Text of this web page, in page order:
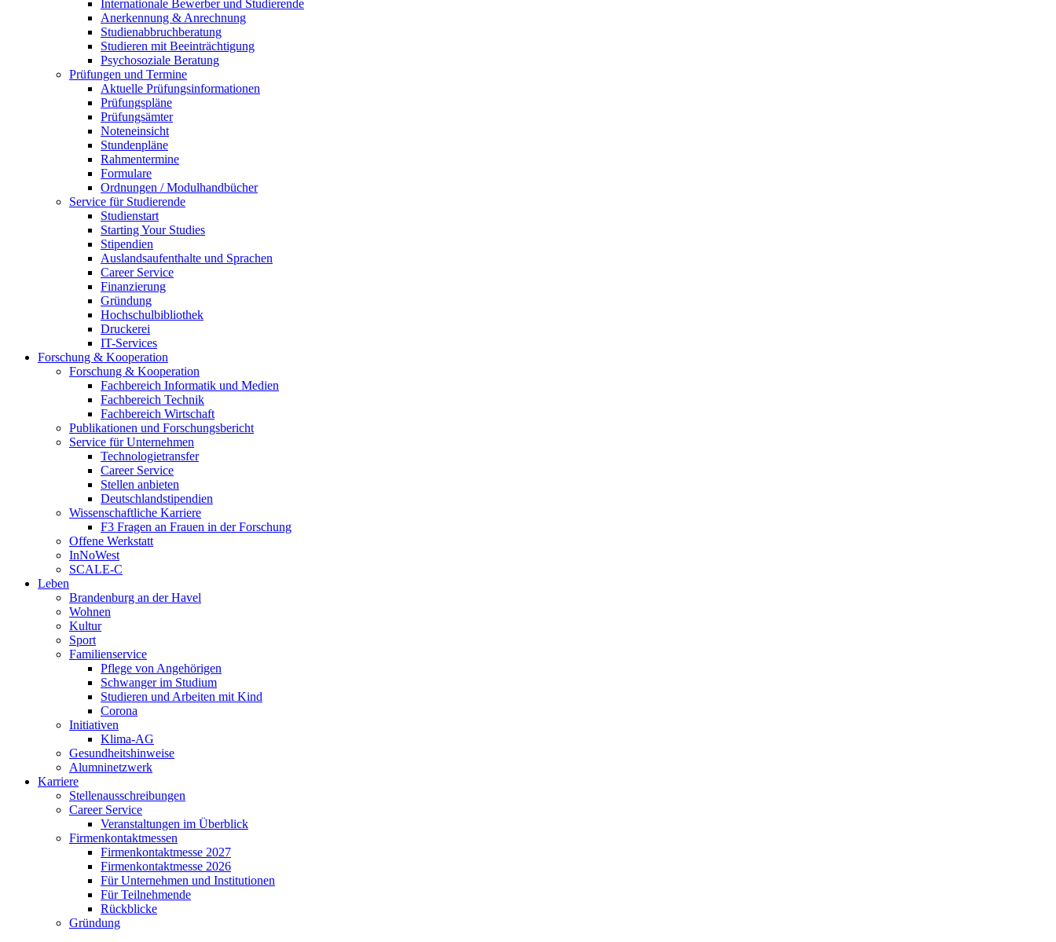
Internationale Bewerber und Studierende
Anerkennung & Anrechnung
Studienabbruchberatung
Studieren mit Beeinträchtigung
Psychosoziale Beratung
Prüfungen und Termine
Aktuelle Prüfungsinformationen
Prüfungspläne
Prüfungsämter
Noteneinsicht
Stundenpläne
Rahmentermine
Formulare
Ordnungen / Modulhandbücher
Service für Studierende
Studienstart
Starting Your Studies
Stipendien
Auslandsaufenthalte und Sprachen
Career Service
Finanzierung
Gründung
Hochschulbibliothek
Druckerei
IT-Services
Forschung & Kooperation
Forschung & Kooperation
Fachbereich Informatik und Medien
Fachbereich Technik
Fachbereich Wirtschaft
Publikationen und Forschungsbericht
Service für Unternehmen
Technologietransfer
Career Service
Stellen anbieten
Deutschlandstipendien
Wissenschaftliche Karriere
F3 Fragen an Frauen in der Forschung
Offene Werkstatt
InNoWest
SCALE-C
Leben
Brandenburg an der Havel
Wohnen
Kultur
Sport
Familienservice
Pflege von Angehörigen
Schwanger im Studium
Studieren und Arbeiten mit Kind
Corona
Initiativen
Klima-AG
Gesundheitshinweise
Alumninetzwerk
Karriere
Stellenausschreibungen
Career Service
Veranstaltungen im Überblick
Firmenkontaktmessen
Firmenkontaktmesse 2027
Firmenkontaktmesse 2026
Für Unternehmen und Institutionen
Für Teilnehmende
Rückblicke
Gründung